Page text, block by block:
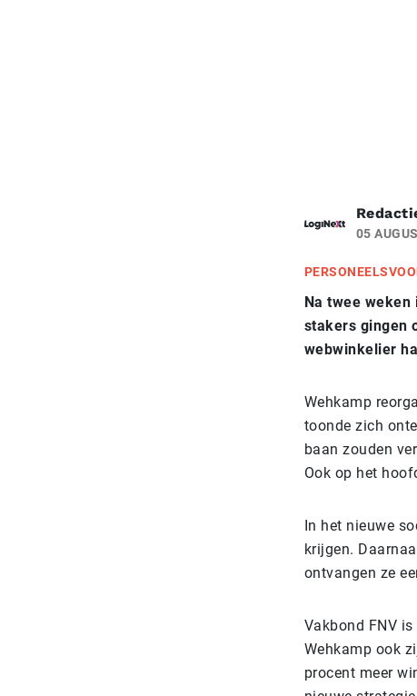
05
Na twee
stakers gingen
webwinkelier
Wehkamp
toonde zich
baan zouden
Ook op het
In het nieuwe
krijgen.
ontvangen ze
Vakbond FNV
Wehkamp ook
procent meer